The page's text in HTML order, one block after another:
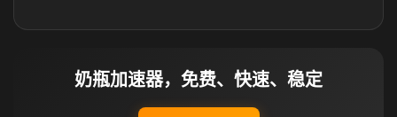
奶瓶加速器，免费、快速、稳定